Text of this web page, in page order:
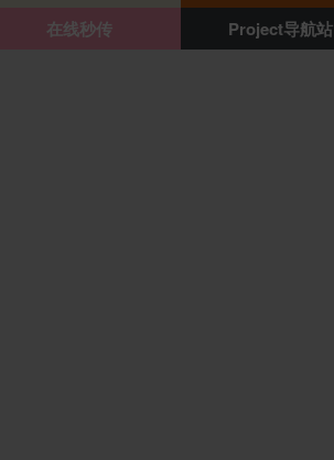
在线秒传
Project导航站